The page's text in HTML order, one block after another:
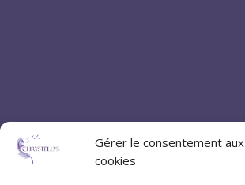
Gérer le consentement aux
cookies